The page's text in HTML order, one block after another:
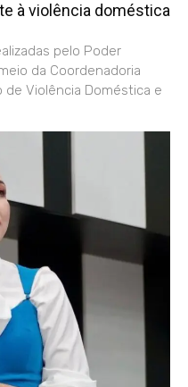
à violência doméstica
pelo Poder
da Coordenadoria
de Violência Doméstica e